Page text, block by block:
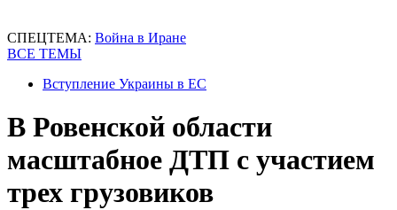
СПЕЦТЕМА: Война в Иране
ВСЕ ТЕМЫ
Вступление Украины в ЕС
В Ровенской области
масштабное ДТП с участием
трех грузовиков